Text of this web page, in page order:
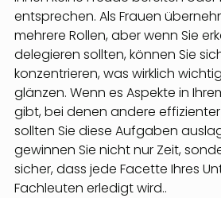
entsprechen. Als Frauen
mehrere Rollen, aber wenn Sie
delegieren sollten, können Sie
konzentrieren, was wirklich
glänzen. Wenn es Aspekte in
gibt, bei denen andere
sollten Sie diese Aufgaben
gewinnen Sie nicht nur Zeit,
sicher, dass jede Facette Ihres
Fachleuten erledigt wird..